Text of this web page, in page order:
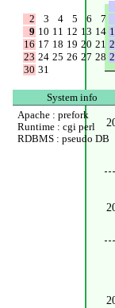
2
3 4 5 6 7
9 10 11 12 13 14
16 17 18 19 20 21
23 24 25 26 27 28
30 31
System info
Apache : prefork
Runtime : cgi perl
RDBMS : pseudo DB